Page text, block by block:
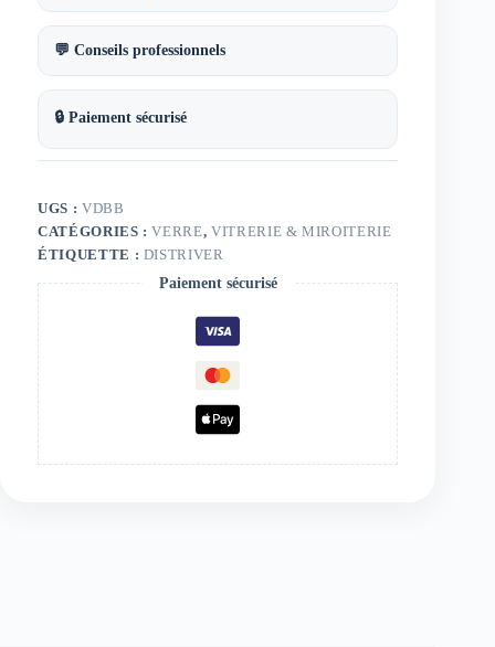
💬 Conseils professionnels
🔒 Paiement sécurisé
UGS : VDBB
CATÉGORIES :VERRE,VITRERIE & MIROITERIE
ÉTIQUETTE : DISTRIVER
Paiement sécurisé